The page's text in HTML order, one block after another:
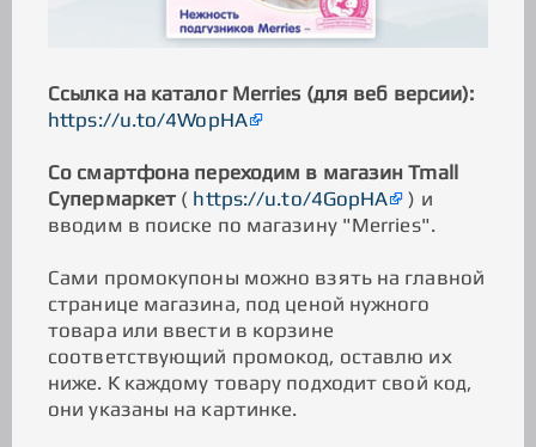
Ссылка на каталог Merries (для веб версии):
https://u.to/4WopHA
Со смартфона переходим в магазин Tmall
Супермаркет ( https://u.to/4GopHA
) и
вводим в поиске по магазину "Merries".
Сами промокупоны можно взять на главной
странице магазина, под ценой нужного
товара или ввести в корзине
соответствующий промокод, оставлю их
ниже. К каждому товару подходит свой код,
они указаны на картинке.